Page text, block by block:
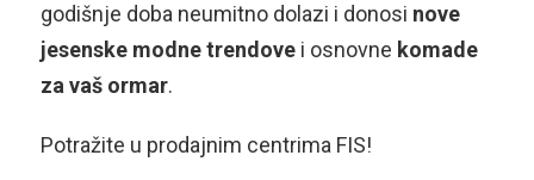
godišnje doba neumitno dolazi i donosi nove
jesenske modne trendovei osnovne komade
za vaš ormar.
Potražite u prodajnim centrima FIS!